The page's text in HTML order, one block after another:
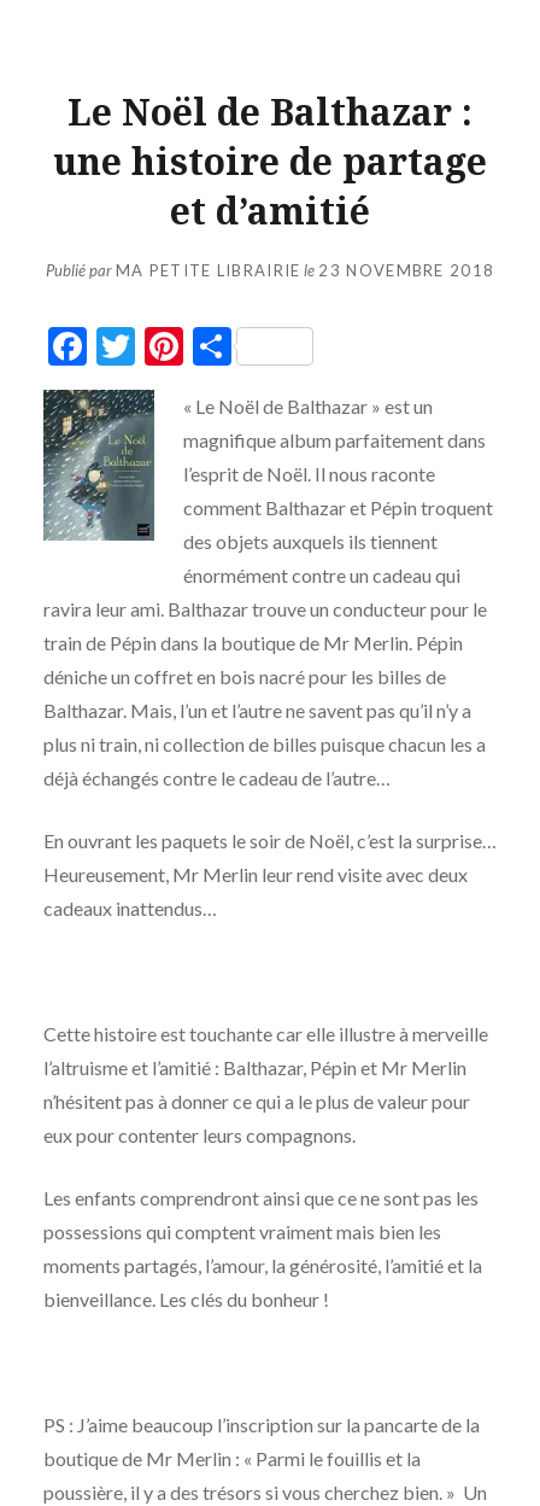
Le Noël de Balthazar :
une histoire de partage
et d’amitié
Publié parMA PETITE LIBRAIRIE le 23 NOVEMBRE 2018
Facebook
Twitter
Pinterest
Partager
« Le Noël de Balthazar » est un
magnifique album parfaitement dans
l’esprit de Noël. Il nous raconte
comment Balthazar et Pépin troquent
des objets auxquels ils tiennent
énormément contre un cadeau qui
ravira leur ami. Balthazar trouve un conducteur pour le
train de Pépin dans la boutique de Mr Merlin. Pépin
déniche un coffret en bois nacré pour les billes de
Balthazar. Mais, l’un et l’autre ne savent pas qu’il n’y a
plus ni train, ni collection de billes puisque chacun les a
déjà échangés contre le cadeau de l’autre…
En ouvrant les paquets le soir de Noël, c’est la surprise…
Heureusement, Mr Merlin leur rend visite avec deux
cadeaux inattendus…
Cette histoire est touchante car elle illustre à merveille
l’altruisme et l’amitié : Balthazar, Pépin et Mr Merlin
n’hésitent pas à donner ce qui a le plus de valeur pour
eux pour contenter leurs compagnons.
Les enfants comprendront ainsi que ce ne sont pas les
possessions qui comptent vraiment mais bien les
moments partagés, l’amour, la générosité, l’amitié et la
bienveillance. Les clés du bonheur !
PS : J’aime beaucoup l’inscription sur la pancarte de la
boutique de Mr Merlin : « Parmi le fouillis et la
poussière, il y a des trésors si vous cherchez bien. » Un